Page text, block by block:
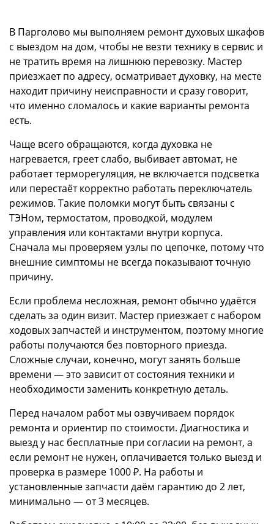
В Парголово мы выполняем ремонт духовых шкафов
с выездом на дом, чтобы не везти технику в сервис и
не тратить время на лишнюю перевозку. Мастер
приезжает по адресу, осматривает духовку, на месте
находит причину неисправности и сразу говорит,
что именно сломалось и какие варианты ремонта
есть.
Чаще всего обращаются, когда духовка не
нагревается, греет слабо, выбивает автомат, не
работает терморегуляция, не включается подсветка
или перестаёт корректно работать переключатель
режимов. Такие поломки могут быть связаны с
ТЭНом, термостатом, проводкой, модулем
управления или контактами внутри корпуса.
Сначала мы проверяем узлы по цепочке, потому что
внешние симптомы не всегда показывают точную
причину.
Если проблема несложная, ремонт обычно удаётся
сделать за один визит. Мастер приезжает с набором
ходовых запчастей и инструментом, поэтому многие
работы получаются без повторного приезда.
Сложные случаи, конечно, могут занять больше
времени — это зависит от состояния техники и
необходимости заменить конкретную деталь.
Перед началом работ мы озвучиваем порядок
ремонта и ориентир по стоимости. Диагностика и
выезд у нас бесплатные при согласии на ремонт, а
если ремонт не нужен, оплачивается только выезд и
проверка в размере 1000 ₽. На работы и
установленные запчасти даём гарантию до 2 лет,
минимально — от 3 месяцев.